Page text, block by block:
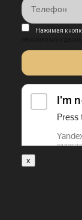
Нажимая
x